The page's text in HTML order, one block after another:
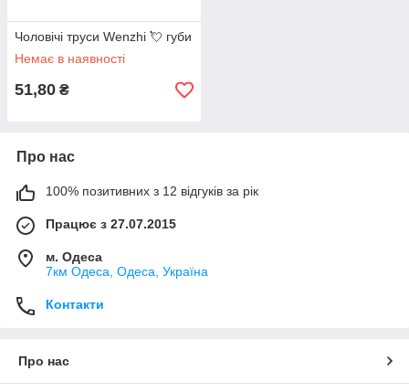
Чоловічі труси Wenzhi 💘 губи
Немає в наявності
51,80 ₴
Про нас
100% позитивних з 12 відгуків за рік
Працює з 27.07.2015
м. Одеса
7км Одеса, Одеса, Україна
Контакти
Про нас